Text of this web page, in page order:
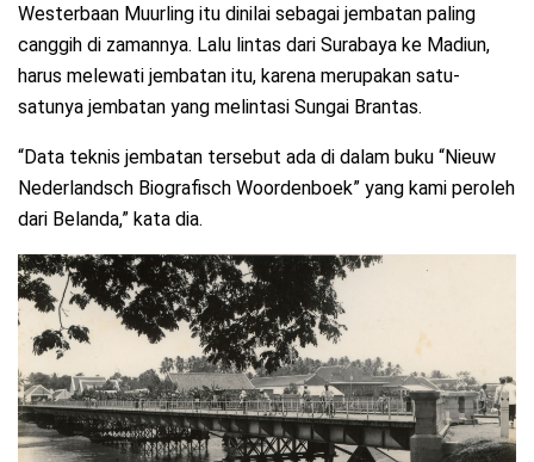
Westerbaan Muurling itu dinilai sebagai jembatan paling
canggih di zamannya. Lalu lintas dari Surabaya ke Madiun,
harus melewati jembatan itu, karena merupakan satu-
satunya jembatan yang melintasi Sungai Brantas.
“Data teknis jembatan tersebut ada di dalam buku “Nieuw
Nederlandsch Biografisch Woordenboek” yang kami peroleh
dari Belanda,” kata dia.